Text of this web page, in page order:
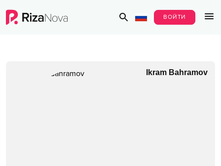
ВОЙТИ
Ikram Bahramov